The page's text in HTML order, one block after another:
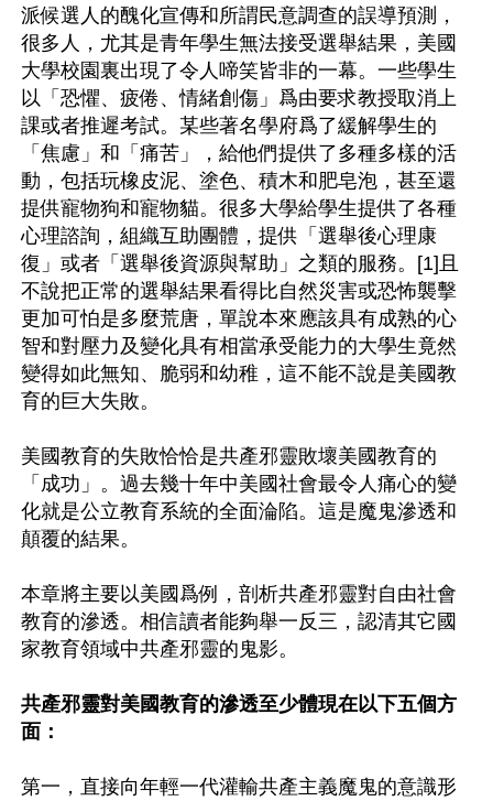
派候選人的醜化宣傳和所謂民意調查的誤導預測，
很多人，尤其是青年學生無法接受選舉結果，美國
大學校園裏出現了令人啼笑皆非的一幕。一些學生
以「恐懼、疲倦、情緒創傷」爲由要求教授取消上
課或者推遲考試。某些著名學府爲了緩解學生的
「焦慮」和「痛苦」，給他們提供了多種多樣的活
動，包括玩橡皮泥、塗色、積木和肥皂泡，甚至還
提供寵物狗和寵物貓。很多大學給學生提供了各種
心理諮詢，組織互助團體，提供「選舉後心理康
復」或者「選舉後資源與幫助」之類的服務。[1]且
不說把正常的選舉結果看得比自然災害或恐怖襲擊
更加可怕是多麼荒唐，單說本來應該具有成熟的心
智和對壓力及變化具有相當承受能力的大學生竟然
變得如此無知、脆弱和幼稚，這不能不說是美國教
育的巨大失敗。
美國教育的失敗恰恰是共產邪靈敗壞美國教育的
「成功」。過去幾十年中美國社會最令人痛心的變
化就是公立教育系統的全面淪陷。這是魔鬼滲透和
顛覆的結果。
本章將主要以美國爲例，剖析共產邪靈對自由社會
教育的滲透。相信讀者能夠舉一反三，認清其它國
家教育領域中共產邪靈的鬼影。
共產邪靈對美國教育的滲透至少體現在以下五個方
面：
第一，直接向年輕一代灌輸共產主義魔鬼的意識形